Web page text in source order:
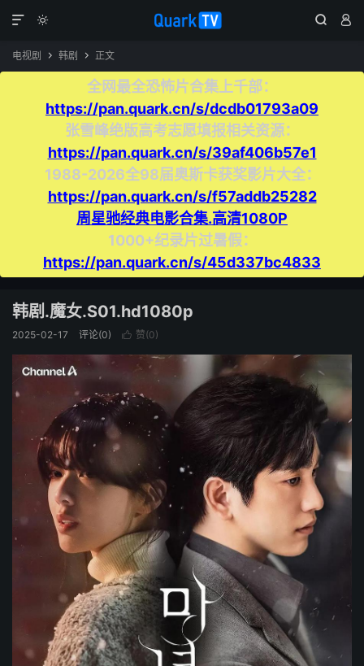
  

电视剧  韩剧  正文
全网最全恐怖片合集上千部：
https://pan.quark.cn/s/dcdb01793a09
张雪峰绝版高考志愿填报相关资源：
https://pan.quark.cn/s/39af406b57e1
1988-2026全98届奥斯卡获奖影片大全：
https://pan.quark.cn/s/f57addb25282
周星驰经典电影合集.高清1080P
1000+纪录片过暑假：
https://pan.quark.cn/s/45d337bc4833
韩剧.魔女.S01.hd1080p
2025-02-17 评论(0)  赞(0)